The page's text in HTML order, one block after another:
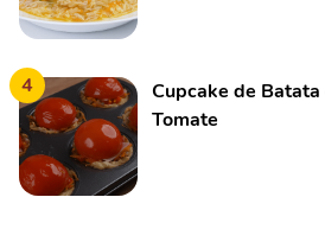
4
Cupcake de Batata
Tomate